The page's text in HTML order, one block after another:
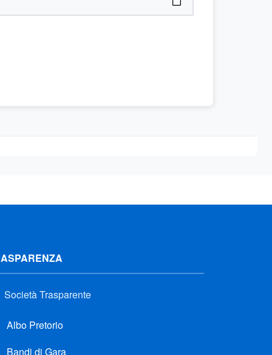
Società Trasparente
Albo Pretorio
Bandi di Gara